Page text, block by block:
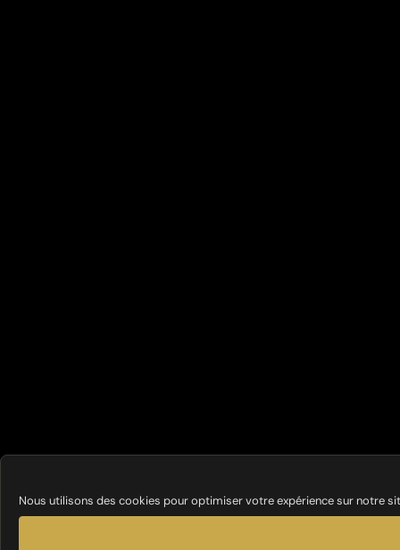
Nous utilisons des cookies pour optimiser votre expérience sur notre